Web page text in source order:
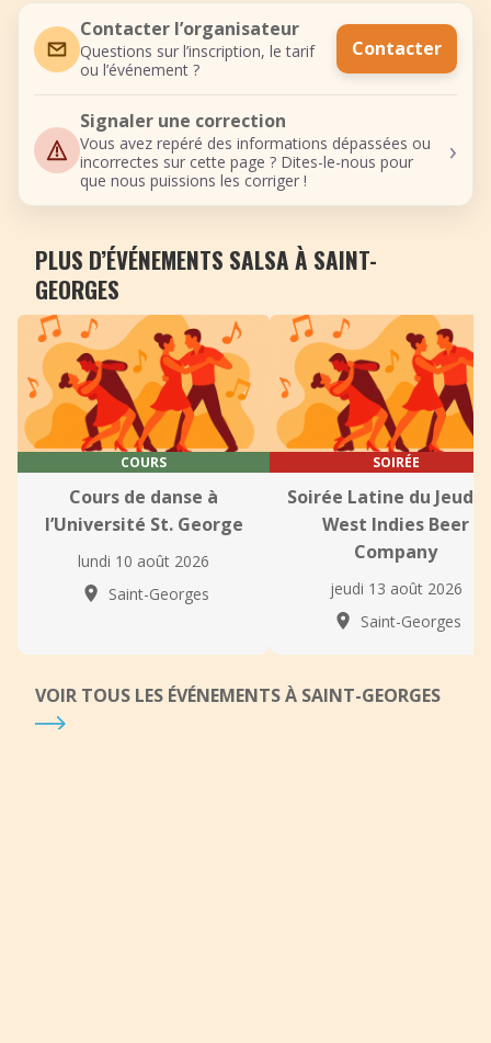
Contacter l’organisateur
Questions sur l’inscription, le tarif
ou l’événement ?
Contacter
Signaler une correction
Vous avez repéré des informations dépassées ou
incorrectes sur cette page ? Dites-le-nous pour
que nous puissions les corriger !
›
PLUS D’ÉVÉNEMENTS SALSA À SAINT-
GEORGES
COURS
Cours de danse à
l’Université St. George
lundi 10 août 2026
Saint-Georges
SOIRÉE
Soirée Latine du Jeudi
West Indies Beer
Company
jeudi 13 août 2026
Saint-Georges
VOIR TOUS LES ÉVÉNEMENTS À SAINT-GEORGES